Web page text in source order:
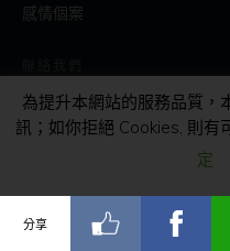
感情個案
82040102
info@masters.com.hk
為提升本網站的服務品質，
訊；如你拒絕 Cookies, 則有
定
分享